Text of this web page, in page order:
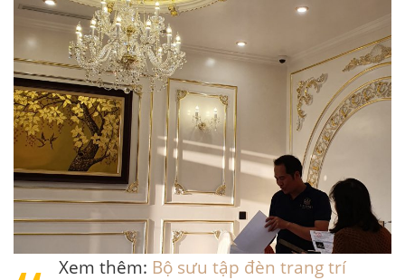
Xem thêm: Bộ sưu tập đèn trang trí